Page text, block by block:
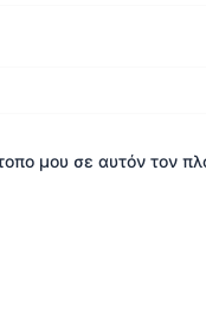
μου σε αυτόν τον